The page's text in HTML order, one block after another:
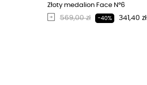
Złoty medalion Face N°6
Regularna cena
569,00 zł -40% Cena
341,40 zł